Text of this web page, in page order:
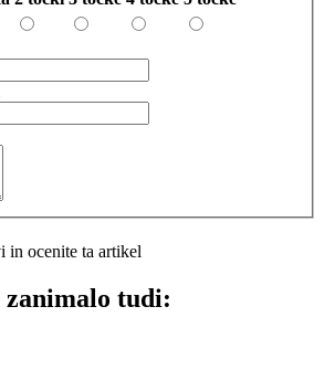
in ocenite ta artikel
zanimalo tudi: